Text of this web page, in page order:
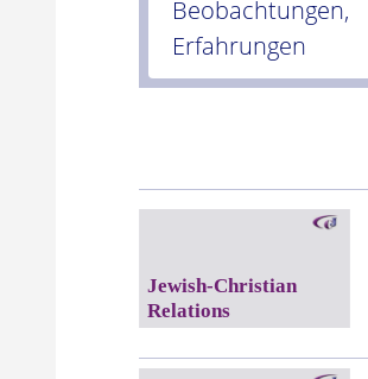
Beobachtungen,
Erfahrungen